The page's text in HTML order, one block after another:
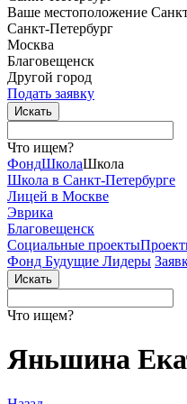
Ваше местоположение
Санкт-Петербург
Москва
Благовещенск
Другой город
Подать заявку
Что ищем?
ФондШколаШкола
Школа в Санкт-Петербурге
Лицей в Москве
Эврика
Благовещенск
Социальные проекты
Фонд Будущие Лидеры
Что ищем?
Яньшина